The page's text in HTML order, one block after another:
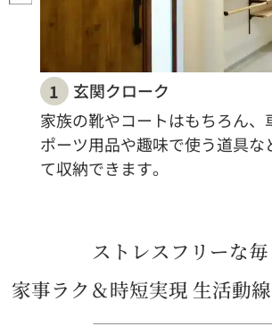
1
玄関クローク
家族の靴やコートはもちろん、
ポーツ用品や趣味で使う道具な
て収納できます。
ストレスフリーな
家事ラク＆時短実現 生活動